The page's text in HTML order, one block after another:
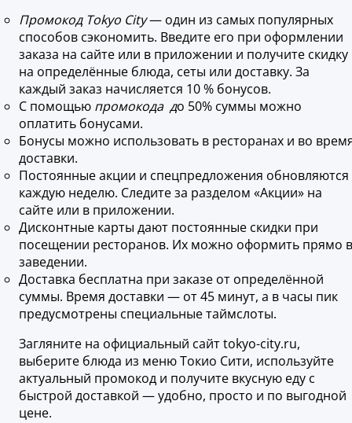
Промокод Tokyo City— один из самых популярных
способов сэкономить. Введите его при оформлении
заказа на сайте или в приложении и получите скидку
на определённые блюда, сеты или доставку. За
каждый заказ начисляется 10 % бонусов.
С помощью промокода до 50% суммы можно
оплатить бонусами.
Бонусы можно использовать в ресторанах и во
доставки.
Постоянные акции и спецпредложения обновляются
каждую неделю. Следите за разделом «Акции» на
сайте или в приложении.
Дисконтные карты дают постоянные скидки при
посещении ресторанов. Их можно оформить прямо в
заведении.
Доставка бесплатна при заказе от определённой
суммы. Время доставки — от 45 минут, а в часы пик
предусмотрены специальные таймслоты.
Загляните на официальный сайт tokyo-city.ru,
выберите блюда из меню Токио Сити, используйте
актуальный промокод и получите вкусную еду с
быстрой доставкой — удобно, просто и по выгодной
цене.